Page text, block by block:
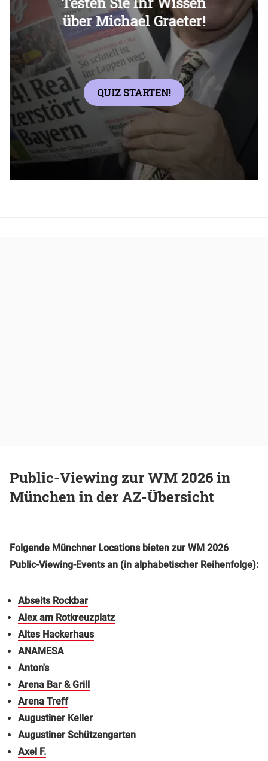
Überspringen
Public-Viewing zur WM 2026 in
München in der AZ-Übersicht
Folgende Münchner Locations bieten zur WM 2026
Public-Viewing-Events an (in alphabetischer Reihenfolge):
Abseits Rockbar
Alex am Rotkreuzplatz
Altes Hackerhaus
ANAMESA
Anton's
Arena Bar & Grill
Arena Treff
Augustiner Keller
Augustiner Schützengarten
Axel F.